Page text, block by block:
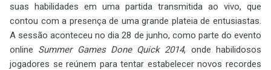
suas habilidades em uma partida transmitida ao vivo, que
contou com a presença de uma grande plateia de entusiastas.
A sessão aconteceu no dia 28 de junho, como parte do evento
online Summer Games Done Quick 2014, onde habilidosos
jogadores se reúnem para tentar estabelecer novos recordes